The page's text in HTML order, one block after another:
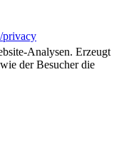
privacy
Analysen. Erzeugt
der Besucher die